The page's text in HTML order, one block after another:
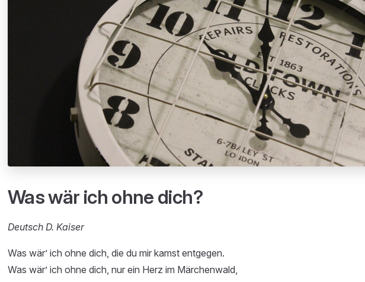
Was wär ich ohne dich?
Deutsch D. Kaiser
Was wär’ ich ohne dich, die du mir kamst entgegen.
Was wär’ ich ohne dich, nur ein Herz im Märchenwald,